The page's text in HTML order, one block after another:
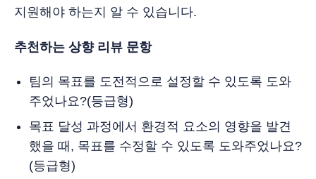
지원해야 하는지 알 수 있습니다.
추천하는 상향 리뷰 문항
팀의 목표를 도전적으로 설정할 수 있도록 도와
주었나요?(등급형)
목표 달성 과정에서 환경적 요소의 영향을 발견
했을 때, 목표를 수정할 수 있도록 도와주었나요?
(등급형)